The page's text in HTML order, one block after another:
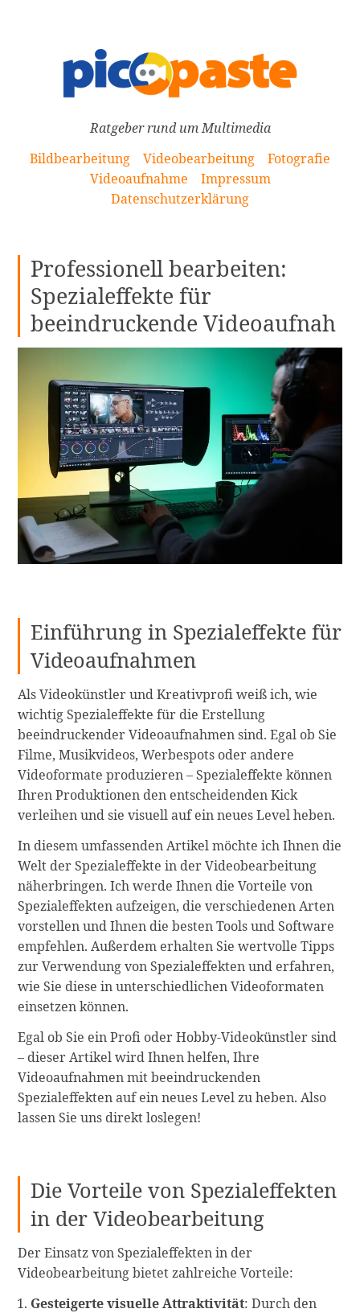
Ratgeber rund um Multimedia
Bildbearbeitung
Videobearbeitung
Fotografie
Videoaufnahme
Impressum
Datenschutzerklärung
Professionell bearbeiten:
Spezialeffekte für
beeindruckende Videoaufnah
Einführung in Spezialeffekte für
Videoaufnahmen
Als Videokünstler und Kreativprofi weiß ich, wie
wichtig Spezialeffekte für die Erstellung
beeindruckender Videoaufnahmen sind. Egal ob Sie
Filme, Musikvideos, Werbespots oder andere
Videoformate produzieren – Spezialeffekte können
Ihren Produktionen den entscheidenden Kick
verleihen und sie visuell auf ein neues Level heben.
In diesem umfassenden Artikel möchte ich Ihnen die
Welt der Spezialeffekte in der Videobearbeitung
näherbringen. Ich werde Ihnen die Vorteile von
Spezialeffekten aufzeigen, die verschiedenen Arten
vorstellen und Ihnen die besten Tools und Software
empfehlen. Außerdem erhalten Sie wertvolle Tipps
zur Verwendung von Spezialeffekten und erfahren,
wie Sie diese in unterschiedlichen Videoformaten
einsetzen können.
Egal ob Sie ein Profi oder Hobby-Videokünstler sind
– dieser Artikel wird Ihnen helfen, Ihre
Videoaufnahmen mit beeindruckenden
Spezialeffekten auf ein neues Level zu heben. Also
lassen Sie uns direkt loslegen!
Die Vorteile von Spezialeffekten
in der Videobearbeitung
Der Einsatz von Spezialeffekten in der
Videobearbeitung bietet zahlreiche Vorteile:
Gesteigerte visuelle Attraktivität: Durch den